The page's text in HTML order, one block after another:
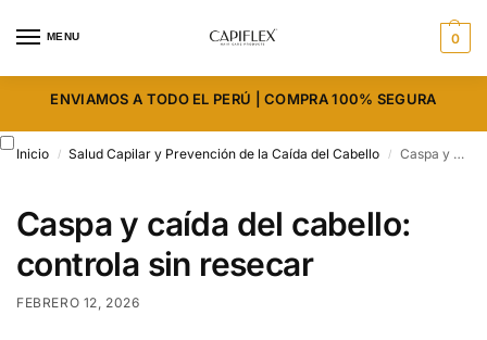
MENU 0
ENVIAMOS A TODO EL PERÚ | COMPRA 100% SEGURA
Inicio / Salud Capilar y Prevención de la Caída del Cabello / Caspa y caída del cabello: controla sin resecar
Caspa y caída del cabello:
controla sin resecar
FEBRERO 12, 2026